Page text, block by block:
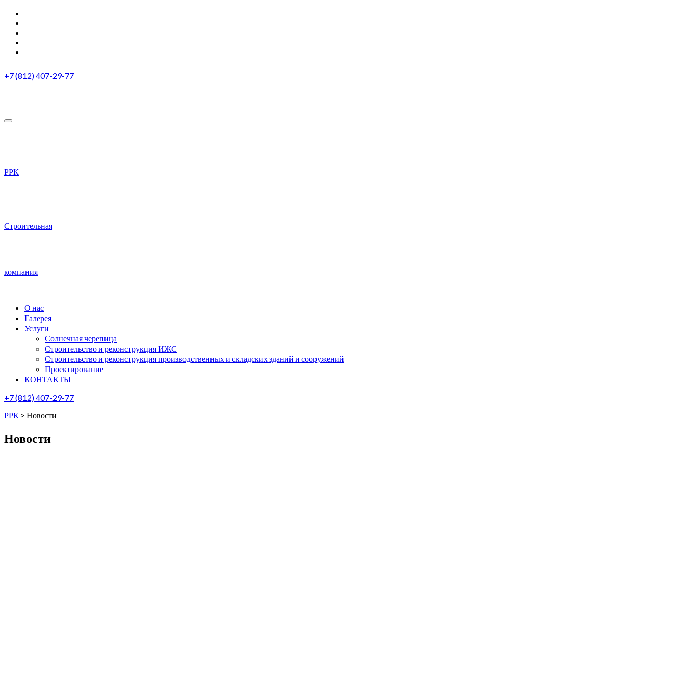
+7 (812) 407-29-77
РРК
Строительная
компания
О нас
Галерея
Услуги
Солнечная черепица
Строительство и реконструкция ИЖС
Строительство и реконструкция производственных и складских зданий и сооружений
Проектирование
КОНТАКТЫ
+7 (812) 407-29-77
РРК > Новости
Новости